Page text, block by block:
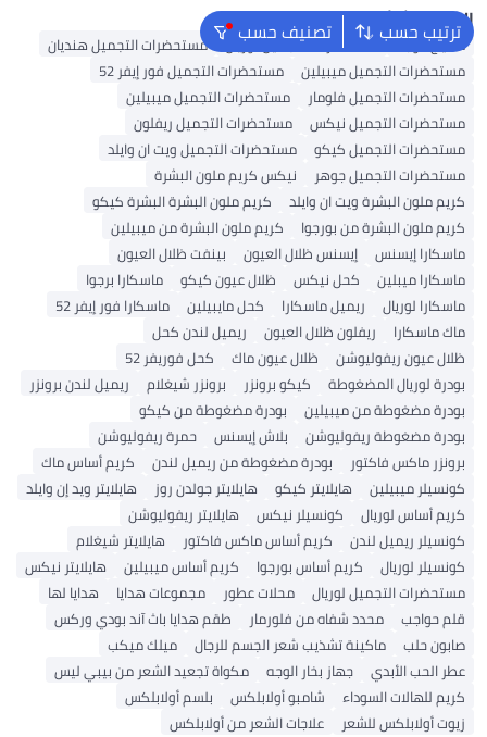
ترتيب حسب تصنيف حسب البحث الشائع
مكياج الوجه مستحضرات التجميل لوريال
مستحضرات التجميل هنديان
مستحضرات التجميل ميبيلين
مستحضرات التجميل فور إيفر 52
مستحضرات التجميل فلومار
مستحضرات التجميل ميبيلين
مستحضرات التجميل نيكس
مستحضرات التجميل ريفلون
مستحضرات التجميل كيكو
مستحضرات التجميل ويت ان وايلد
مستحضرات التجميل جوهر
نيكس كريم ملون البشرة
كريم ملون البشرة ويت ان وايلد
كريم ملون البشرة البشرة كيكو
كريم ملون البشرة من بورجوا
كريم ملون البشرة من ميبيلين
ماسكارا إيسنس
إيسنس ظلال العيون
بينفت ظلال العيون
ماسكارا ميبلين
كحل نيكس ظلال عيون كيكو
ماسكارا برجوا
ماسكارا لوريال
ريميل ماسكارا كحل مايبيلين
ماسكارا فور إيفر 52
ماك ماسكارا
ريفلون ظلال العيون
ريميل لندن كحل
ظلال عيون ريفوليوشن
ظلال عيون ماك
كحل فوريفر 52
بودرة لوريال المضغوطة
كيكو برونزر برونزر شيغلام
ريميل لندن برونزر
بودرة مضغوطة من ميبيلين
بودرة مضغوطة من كيكو
بودرة مضغوطة ريفوليوشن
بلاش إيسنس
حمرة ريفوليوشن
برونزر ماكس فاكتور
بودرة مضغوطة من ريميل لندن
كريم أساس ماك
كونسيلر ميبيلين
هايلايتر كيكو هايلايتر جولدن روز
هايلايتر ويد إن وايلد
كريم أساس لوريال
كونسيلر نيكس
هايلايتر ريفوليوشن
كونسيلر ريميل لندن
كريم أساس ماكس فاكتور
هايلايتر شيغلام
كونسيلر لوريال
كريم أساس بورجوا كريم أساس ميبيلين
هايلايتر نيكس
مستحضرات التجميل لوريال
محلات عطور مجموعات هدايا
هدايا لها
قلم حواجب
محدد شفاه من فلورمار
طقم هدايا باث آند بودي وركس
صابون حلب
ماكينة تشذيب شعر الجسم للرجال
ميلك ميكب
عطر الحب الأبدي
جهاز بخار الوجه
مكواة تجعيد الشعر من بيبي ليس
كريم للهالات السوداء
شامبو أولابلكس
بلسم أولابلكس
زيوت أولابلكس للشعر
علاجات الشعر من أولابلكس